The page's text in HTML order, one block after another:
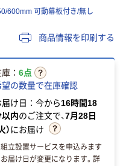
600mm 可動幕板付き/無し
商品情報を印刷する
： 6点
望の数量で在庫確認
届け日：今から16時間18
以内のご注文で、7月28日
）にお届け
立設置サービスを申込みます
お届け日が変更になります。詳